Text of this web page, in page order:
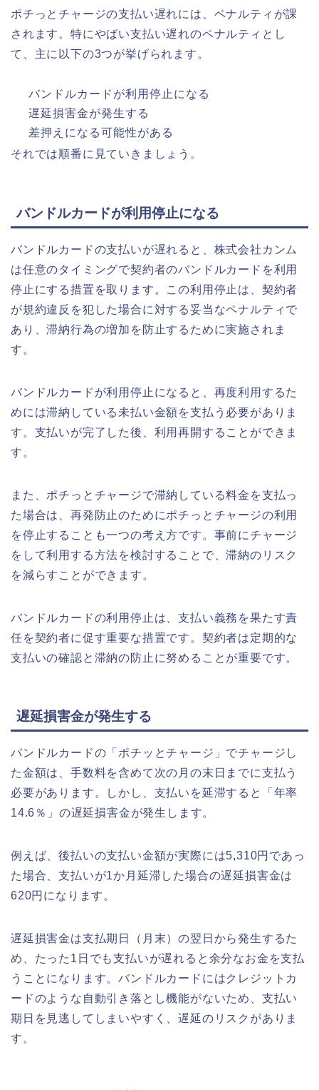
ポチっとチャージの支払い遅れには、ペナルティが課
されます。特にやばい支払い遅れのペナルティとし
て、主に以下の3つが挙げられます。
バンドルカードが利用停止になる
遅延損害金が発生する
差押えになる可能性がある
それでは順番に見ていきましょう。
バンドルカードが利用停止になる
バンドルカードの支払いが遅れると、株式会社カンム
は任意のタイミングで契約者のバンドルカードを利用
停止にする措置を取ります。この利用停止は、契約者
が規約違反を犯した場合に対する妥当なペナルティで
あり、滞納行為の増加を防止するために実施されま
す。
バンドルカードが利用停止になると、再度利用するた
めには滞納している未払い金額を支払う必要がありま
す。支払いが完了した後、利用再開することができま
す。
また、ポチっとチャージで滞納している料金を支払っ
た場合は、再発防止のためにポチっとチャージの利用
を停止することも一つの考え方です。事前にチャージ
をして利用する方法を検討することで、滞納のリスク
を減らすことができます。
バンドルカードの利用停止は、支払い義務を果たす責
任を契約者に促す重要な措置です。契約者は定期的な
支払いの確認と滞納の防止に努めることが重要です。
遅延損害金が発生する
バンドルカードの「ポチッとチャージ」でチャージし
た金額は、手数料を含めて次の月の末日までに支払う
必要があります。しかし、支払いを延滞すると「年率
14.6％」の遅延損害金が発生します。
例えば、後払いの支払い金額が実際には5,310円であっ
た場合、支払いが1か月延滞した場合の遅延損害金は
620円になります。
遅延損害金は支払期日（月末）の翌日から発生するた
め、たった1日でも支払いが遅れると余分なお金を支払
うことになります。バンドルカードにはクレジットカ
ードのような自動引き落とし機能がないため、支払い
期日を見逃してしまいやすく、遅延のリスクがありま
す。